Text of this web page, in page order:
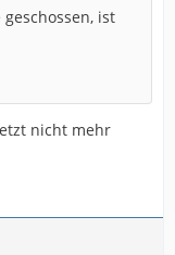
ist
nicht mehr